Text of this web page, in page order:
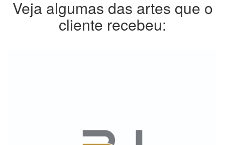
Veja algumas das artes que o
cliente recebeu: